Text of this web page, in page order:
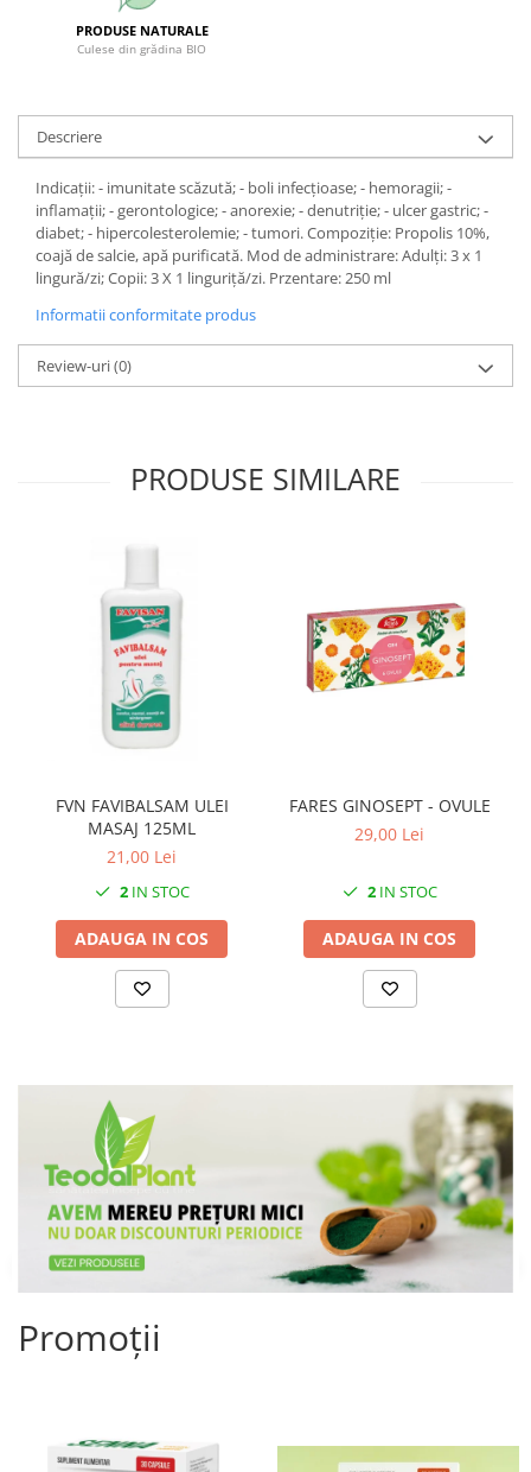
CREME CORP-MASAJ-MAINI -
CALCAIE
ULEIURI
CEAIURI
GEMODERIVATE
CREME AFECTIUNI PIELE
SUPOZITOARE
TINCTURI
SUPERALIMENTE
PRODUSE NATURALE
Culese din grădina BIO
Descriere
Indicații: - imunitate scăzută; - boli infecțioase; - hemoragii; -
inflamații; - gerontologice; - anorexie; - denutriție; - ulcer gastric; -
diabet; - hipercolesterolemie; - tumori. Compoziție: Propolis 10%,
coajă de salcie, apă purificată. Mod de administrare: Adulți: 3 x 1
lingură/zi; Copii: 3 X 1 linguriță/zi. Przentare: 250 ml
Informatii conformitate produs
Review-uri(0)
PRODUSE SIMILARE
FVN FAVIBALSAM ULEI
MASAJ 125ML
21,00 Lei
2IN STOC
ADAUGA IN COS
FARES GINOSEPT - OVULE
29,00 Lei
2IN STOC
ADAUGA IN COS
Promoții